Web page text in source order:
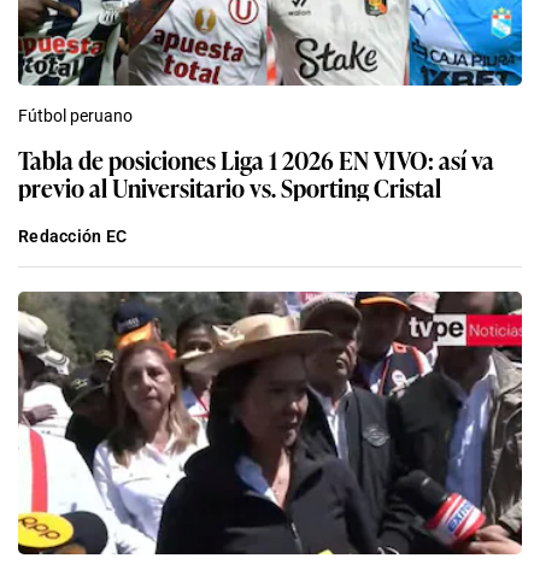
Fútbol peruano
Tabla de posiciones Liga 1 2026 EN VIVO: así va
previo al Universitario vs. Sporting Cristal
Redacción EC